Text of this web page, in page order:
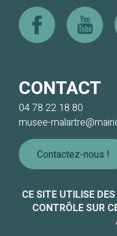
Facebook Youtube
CONTACT
04 78 22 18 80
musee-
Contactez-nous !
Informations légales
CE SITE UTILISE
CONTRÔLE SUR